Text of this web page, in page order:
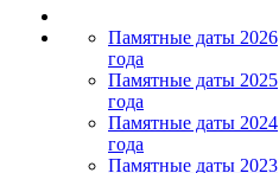
Памятные даты 2026
года
Памятные даты 2025
года
Памятные даты 2024
года
Памятные даты 2023